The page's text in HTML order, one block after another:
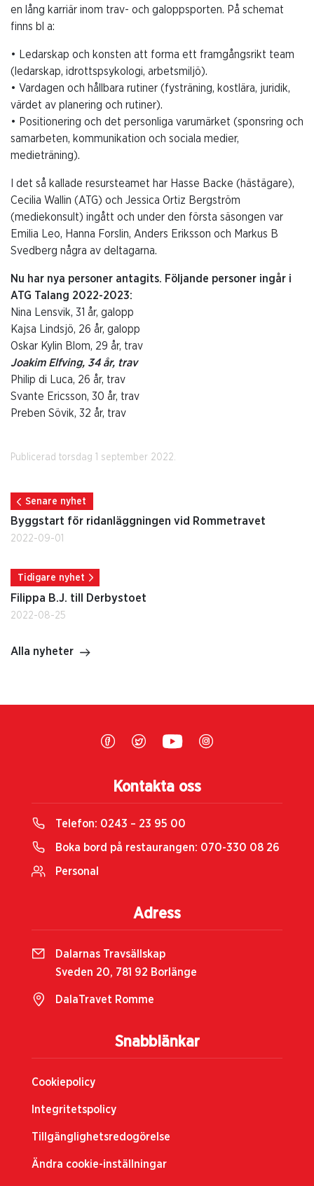
en lång karriär inom trav- och galoppsporten. På schemat
finns bl a:
• Ledarskap och konsten att forma ett framgångsrikt team
(ledarskap, idrottspsykologi, arbetsmiljö).
• Vardagen och hållbara rutiner (fysträning, kostlära, juridik,
värdet av planering och rutiner).
• Positionering och det personliga varumärket (sponsring och
samarbeten, kommunikation och sociala medier,
medieträning).
I det så kallade resursteamet har Hasse Backe (hästägare),
Cecilia Wallin (ATG) och Jessica Ortiz Bergström
(mediekonsult) ingått och under den första säsongen var
Emilia Leo, Hanna Forslin, Anders Eriksson och Markus B
Svedberg några av deltagarna.
Nu har nya personer antagits. Följande personer ingår i
ATG Talang 2022-2023:
Nina Lensvik, 31 år, galopp
Kajsa Lindsjö, 26 år, galopp
Oskar Kylin Blom, 29 år, trav
Joakim Elfving, 34 år, trav
Philip di Luca, 26 år, trav
Svante Ericsson, 30 år, trav
Preben Sövik, 32 år, trav
Publicerad torsdag 1 september 2022.
Senare nyhet
Byggstart för ridanläggningen vid Rommetravet
2022-09-01
Tidigare nyhet
Filippa B.J. till Derbystoet
2022-08-25
Alla nyheter
Snabblänkar
Cookiepolicy
Integritetspolicy
Tillgänglighetsredogörelse
Ändra cookie-inställningar
Kontakta oss
Telefon: 0243 – 23 95 00
Boka bord på restaurangen: 070-330 08 26
Personal
Adress
Dalarnas Travsällskap
Sveden 20, 781 92 Borlänge
DalaTravet Romme